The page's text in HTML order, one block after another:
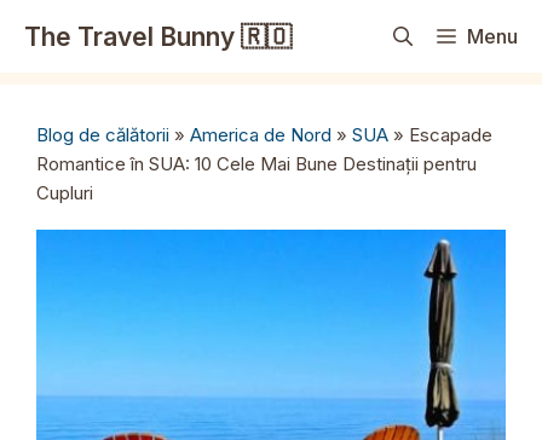
The Travel Bunny 🇷🇴 Menu
Blog de călătorii » America de Nord » SUA » Escapade
Romantice în SUA: 10 Cele Mai Bune Destinații pentru
Cupluri